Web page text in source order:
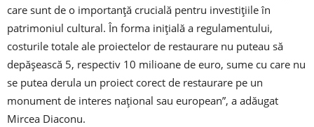
care sunt de o importanță crucială pentru investițiile în
patrimoniul cultural. În forma inițială a regulamentului,
costurile totale ale proiectelor de restaurare nu puteau să
depășească 5, respectiv 10 milioane de euro, sume cu care nu
se putea derula un proiect corect de restaurare pe un
monument de interes național sau european”, a adăugat
Mircea Diaconu.